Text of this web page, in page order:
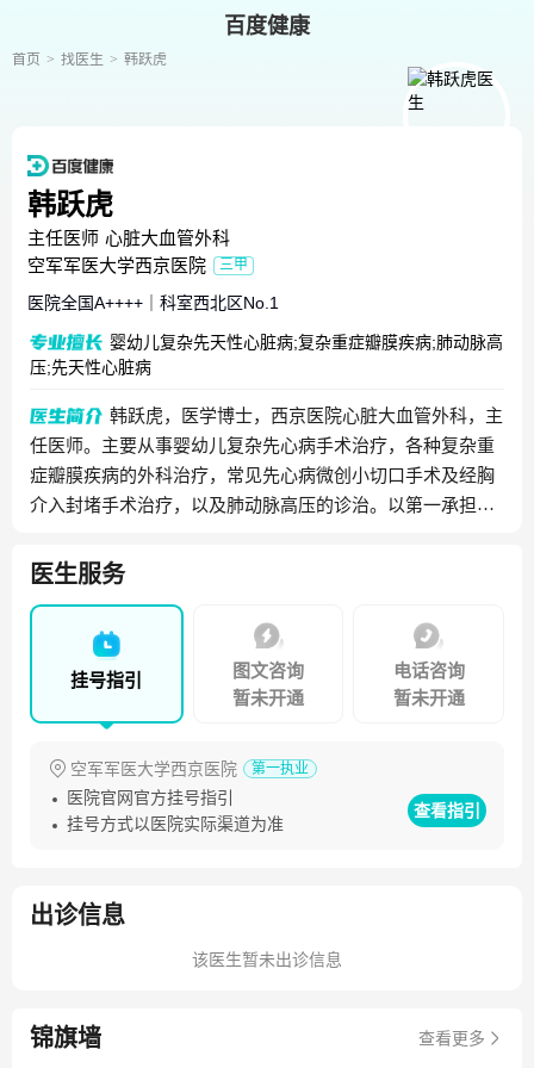
百度健康
首页 找医生 韩跃虎
韩跃虎
主任医师 心脏大血管外科
空军军医大学西京医院
三甲
医院全国A++++ 科室西北区No.1
婴幼儿复杂先天性心脏病;复杂重症瓣膜疾病;肺动脉高
压;先天性心脏病
韩跃虎，医学博士，西京医院心脏大血管外科，主
任医师。主要从事婴幼儿复杂先心病手术治疗，各种复杂重
症瓣膜疾病的外科治疗，常见先心病微创小切口手术及经胸
介入封堵手术治疗，以及肺动脉高压的诊治。以第一承担人
1项，西京医院助推计划1项；获国家专利6项；发表SCI论文
员、陕西省先心病防治专委会常委兼秘书等职，获陕西高等
学校科学技术进步一等奖1项，陕西省科技进步二等奖1项。
医生服务
挂号指引
图文咨询
暂未开通
电话咨询
暂未开通
空军军医大学西京医院 第一执业
医院官网官方挂号指引
挂号方式以医院实际渠道为准
查看指引
出诊信息
该医生暂未出诊信息
锦旗墙 查看更多